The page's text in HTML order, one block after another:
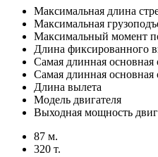
Максимальная длина
Максимальная
Максимальный момент
Длина фиксированного
Самая длинная
Самая длинная основная
Длина вылета
Модель двигателя
Выходная мощность
87 м.
320 т.